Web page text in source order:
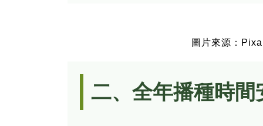
圖片來源：
二、全年播種時間